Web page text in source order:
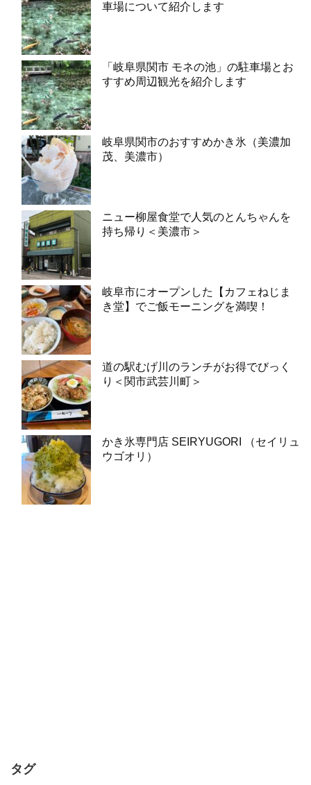
車場について紹介します
「岐阜県関市 モネの池」の駐車場とお
すすめ周辺観光を紹介します
岐阜県関市のおすすめかき氷（美濃加
茂、美濃市）
ニュー柳屋食堂で人気のとんちゃんを
持ち帰り＜美濃市＞
岐阜市にオープンした【カフェねじま
き堂】でご飯モーニングを満喫！
道の駅むげ川のランチがお得でびっく
り＜関市武芸川町＞
かき氷専門店 SEIRYUGORI （セイリュ
ウゴオリ）
タグ